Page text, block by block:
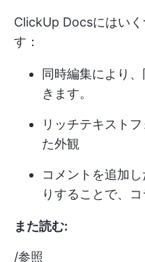
ClickUp Docsにはい
す：
同時編集により
きます。
リッチテキスト
た外観
コメントを追加
りすることで、
また読む:
/参照